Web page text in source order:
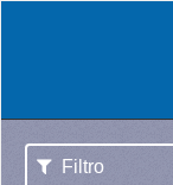
Filtro